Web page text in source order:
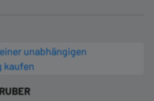
unabhängigen
kaufen